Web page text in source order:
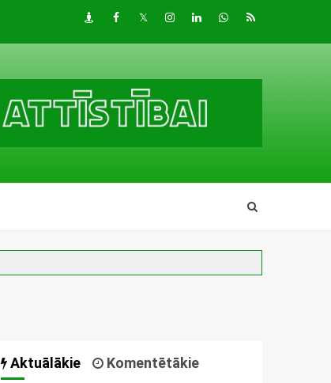
DraugiemFacebook
TwitterInstagram
LinkedInwhatsapp
RSS
Aktuālākie Komentētākie